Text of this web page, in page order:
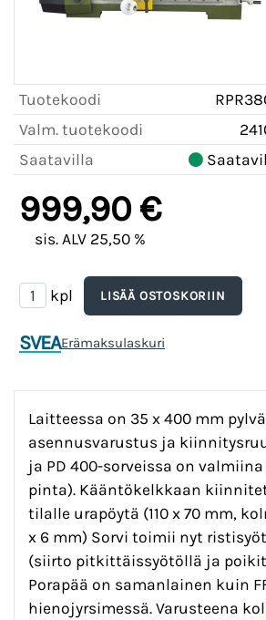
Tuotekoodi
Valm. tuotekoodi
Saatavilla
999,90 €
sis. ALV 25,50 %
kpl
SVEAErämaksulaskuri
Laitteessa on 35 x 400 mm
asennusvarustus ja
ja PD 400-sorveissa on
pinta). Kääntökelkkaan
tilalle urapöytä (110 x 70 mm,
x 6 mm) Sorvi toimii nyt
(siirto pitkittäissyötöllä ja
Porapää on samanlainen kuin
hienojyrsimessä. Varusteena